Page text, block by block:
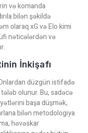
və komanda
bilən şəkildə
olaraq xG və Elo kimi
nəticələrdən və
İnkişafı
düzgün istifadə
olunur. Bu, sadəcə
başa düşmək,
bilən metodologiya
həvəskar